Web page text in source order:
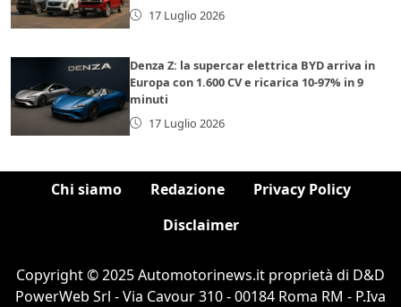
17 Luglio 2026
Denza Z: la supercar elettrica BYD arriva in
Europa con 1.600 CV e ricarica 10-97% in 9
minuti
17 Luglio 2026
Chi siamo Redazione
Privacy Policy
Disclaimer
Copyright © 2025 Automotorinews.it proprietà di D&D
PowerWeb Srl - Via Cavour 310 - 00184 Roma RM - P.Iva